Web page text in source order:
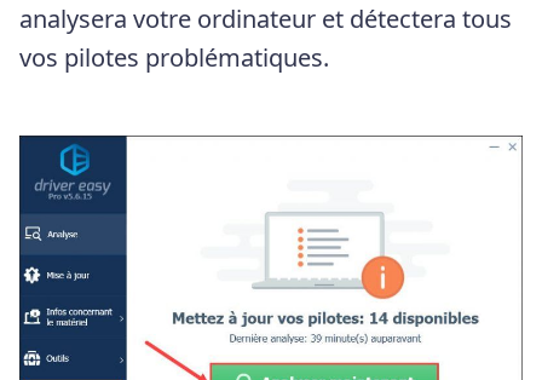
analysera votre ordinateur et détectera tous
vos pilotes problématiques.